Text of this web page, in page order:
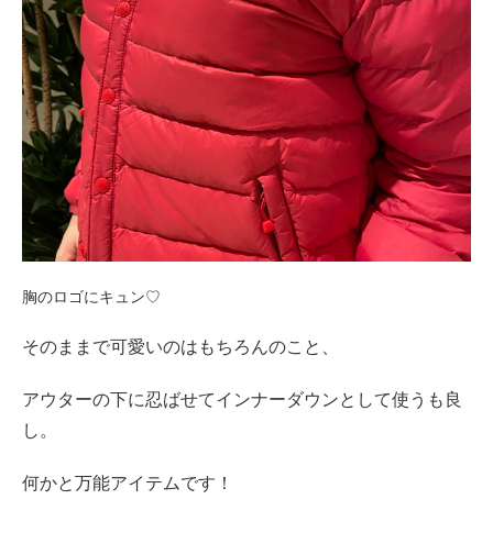
胸のロゴにキュン♡
そのままで可愛いのはもちろんのこと、
アウターの下に忍ばせてインナーダウンとして使うも良
し。
何かと万能アイテムです！